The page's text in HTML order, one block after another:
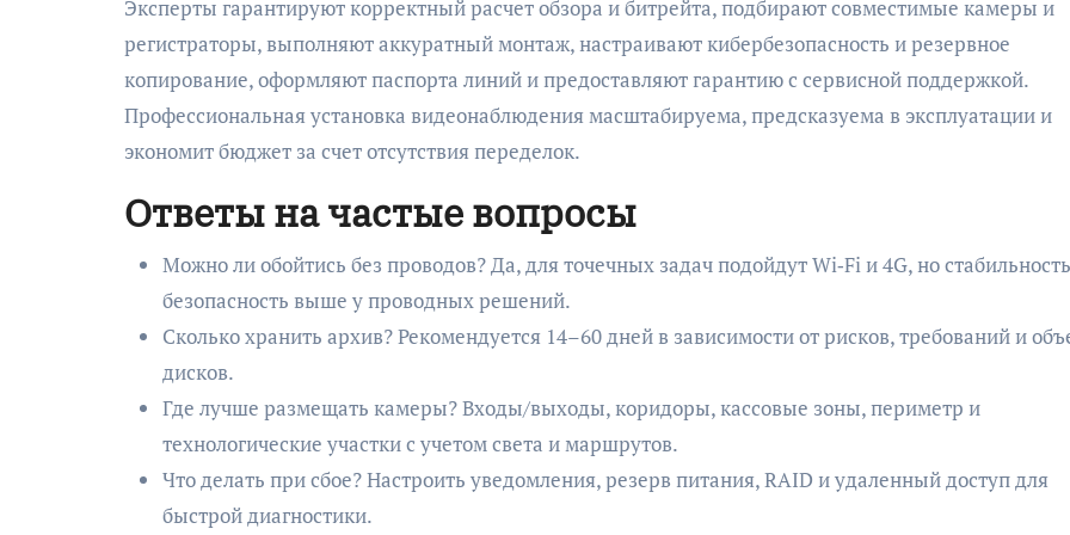
Эксперты гарантируют корректный расчет обзора и битрейта, подбирают совместимые камеры и
регистраторы, выполняют аккуратный монтаж, настраивают кибербезопасность и резервное
копирование, оформляют паспорта линий и предоставляют гарантию с сервисной поддержкой.
Профессиональная установка видеонаблюдения масштабируема, предсказуема в эксплуатации и
экономит бюджет за счет отсутствия переделок.
Ответы на частые вопросы
Можно ли обойтись без проводов? Да, для точечных задач подойдут Wi‑Fi и 4G, но
безопасность выше у проводных решений.
Сколько хранить архив? Рекомендуется 14–60 дней в зависимости от рисков, требований и
дисков.
Где лучше размещать камеры? Входы/выходы, коридоры, кассовые зоны, периметр и
технологические участки с учетом света и маршрутов.
Что делать при сбое? Настроить уведомления, резерв питания, RAID и удаленный доступ для
быстрой диагностики.